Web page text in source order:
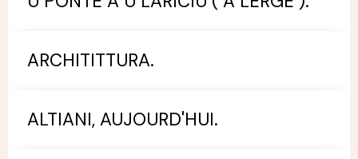
ARCHITITTURA.
ALTIANI, AUJOURD'HUI.